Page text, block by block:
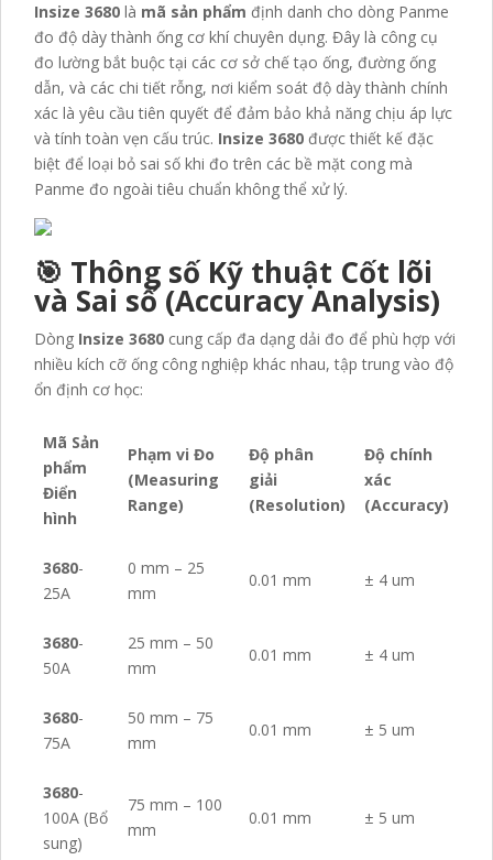
Insize 3680 là mã sản phẩm định danh cho dòng Panme
đo độ dày thành ống cơ khí chuyên dụng. Đây là công cụ
đo lường bắt buộc tại các cơ sở chế tạo ống, đường ống
dẫn, và các chi tiết rỗng, nơi kiểm soát độ dày thành chính
xác là yêu cầu tiên quyết để đảm bảo khả năng chịu áp lực
và tính toàn vẹn cấu trúc. Insize 3680 được thiết kế đặc
biệt để loại bỏ sai số khi đo trên các bề mặt cong mà
Panme đo ngoài tiêu chuẩn không thể xử lý.
🎯 Thông số Kỹ thuật Cốt lõi
và Sai số (Accuracy Analysis)
Dòng Insize 3680 cung cấp đa dạng dải đo để phù hợp với
nhiều kích cỡ ống công nghiệp khác nhau, tập trung vào độ
ổn định cơ học:
Mã Sản
phẩm
Điển
hình
Phạm vi Đo
(Measuring
Range)
Độ phân
giải
(Resolution)
Độ chính
xác
(Accuracy)
3680-
25A
0 mm – 25
mm
0.01 mm ± 4 um
3680-
50A
25 mm – 50
mm
0.01 mm ± 4 um
3680-
75A
50 mm – 75
mm
0.01 mm ± 5 um
3680-
100A (Bổ
sung)
75 mm – 100
mm
0.01 mm ± 5 um